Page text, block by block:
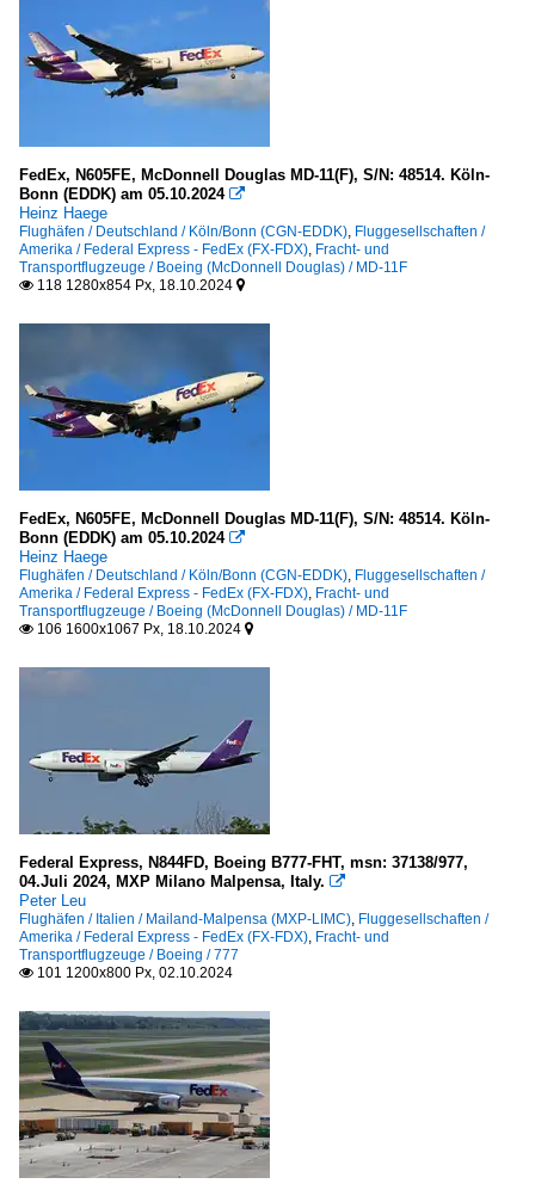
FedEx, N605FE, McDonnell Douglas MD-11(F), S/N: 48514. Köln-
Bonn (EDDK) am 05.10.2024 
Heinz Haege
Flughäfen / Deutschland / Köln/Bonn (CGN-EDDK), Fluggesellschaften /
Amerika / Federal Express - FedEx (FX-FDX), Fracht- und
Transportflugzeuge / Boeing (McDonnell Douglas) / MD-11F
 118 1280x854 Px, 18.10.2024 
FedEx, N605FE, McDonnell Douglas MD-11(F), S/N: 48514. Köln-
Bonn (EDDK) am 05.10.2024 
Heinz Haege
Flughäfen / Deutschland / Köln/Bonn (CGN-EDDK), Fluggesellschaften /
Amerika / Federal Express - FedEx (FX-FDX), Fracht- und
Transportflugzeuge / Boeing (McDonnell Douglas) / MD-11F
 106 1600x1067 Px, 18.10.2024 
Federal Express, N844FD, Boeing B777-FHT, msn: 37138/977,
04.Juli 2024, MXP Milano Malpensa, Italy. 
Peter Leu
Flughäfen / Italien / Mailand-Malpensa (MXP-LIMC), Fluggesellschaften /
Amerika / Federal Express - FedEx (FX-FDX), Fracht- und
Transportflugzeuge / Boeing / 777
 101 1200x800 Px, 02.10.2024